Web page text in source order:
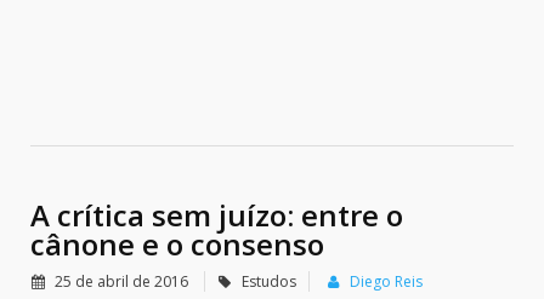
A crítica sem juízo: entre o
cânone e o consenso
25 de abril de 2016 Estudos Diego Reis